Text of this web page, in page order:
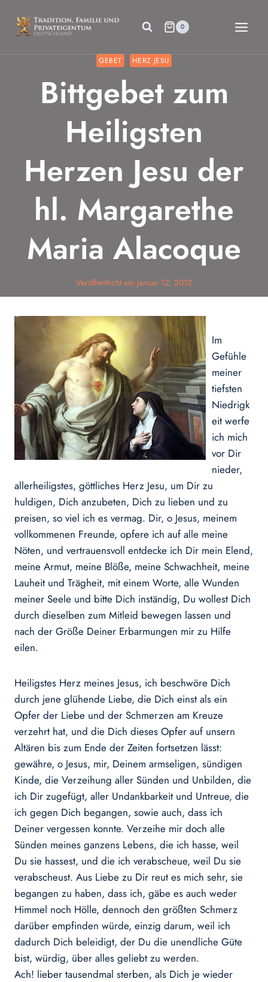
Inhalt
springen
0
GEBET HERZ JESU
Bittgebet zum
Heiligsten
Herzen Jesu der
hl. Margarethe
Maria Alacoque
Veröffentlicht am Januar 12, 2012
Im
Gefühle
meiner
tiefsten
Niedrigk
eit werfe
ich mich
vor Dir
nieder,
allerheiligstes, göttliches Herz Jesu, um Dir zu
huldigen, Dich anzubeten, Dich zu lieben und zu
preisen, so viel ich es vermag. Dir, o Jesus, meinem
vollkommenen Freunde, opfere ich auf alle meine
Nöten, und vertrauensvoll entdecke ich Dir mein Elend,
meine Armut, meine Blöße, meine Schwachheit, meine
Lauheit und Trägheit, mit einem Worte, alle Wunden
meiner Seele und bitte Dich inständig, Du wollest Dich
durch dieselben zum Mitleid bewegen lassen und
nach der Größe Deiner Erbarmungen mir zu Hilfe
eilen.
Heiligstes Herz meines Jesus, ich beschwöre Dich
durch jene glühende Liebe, die Dich einst als ein
Opfer der Liebe und der Schmerzen am Kreuze
verzehrt hat, und die Dich dieses Opfer auf unsern
Altären bis zum Ende der Zeiten fortsetzen lässt:
gewähre, o Jesus, mir, Deinem armseligen, sündigen
Kinde, die Verzeihung aller Sünden und Unbilden, die
ich Dir zugefügt, aller Undankbarkeit und Untreue, die
ich gegen Dich begangen, sowie auch, dass ich
Deiner vergessen konnte. Verzeihe mir doch alle
Sünden meines ganzens Lebens, die ich hasse, weil
Du sie hassest, und die ich verabscheue, weil Du sie
verabscheust. Aus Liebe zu Dir reut es mich sehr, sie
begangen zu haben, dass ich, gäbe es auch weder
Himmel noch Hölle, dennoch den größten Schmerz
darüber empfinden würde, einzig darum, weil ich
dadurch Dich beleidigt, der Du die unendliche Güte
bist, würdig, über alles geliebt zu werden.
Ach! lieber tausendmal sterben, als Dich je wieder